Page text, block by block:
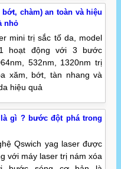
chàm) an toàn và hiệu
nhỏ
mini trị sắc tố da, model
hoạt động với 3 bước
532nm, 1320nm trị
xăm, bớt, tàn nhang và
hiệu quả
là gì ? bước đột phá trong
Qswich yag laser được
với máy laser trị nám xóa